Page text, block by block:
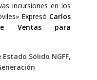
incursiones en los
» Expresó Carlos
Ventas para
Estado Sólido NGFF,